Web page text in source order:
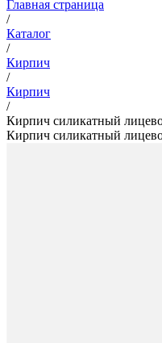
Главная страница
/
Каталог
/
Кирпич
/
Кирпич
/
Кирпич силикатный
Кирпич силикатный